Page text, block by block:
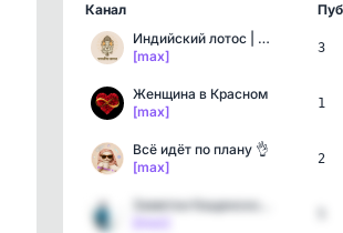
Канал
Индийский лотос | Самора…
[max]
3
Женщина в Красном
[max]
1
Всё идёт по плану 👌
[max]
2